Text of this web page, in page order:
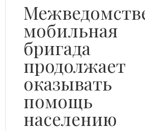
мобильная
бригада
продолжает
оказывать
помощь
населению